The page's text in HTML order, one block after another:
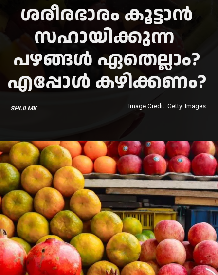
SHIJI MK
ശരീരഭാരം കൂട്ടാന്‍
സഹായിക്കുന്ന
പഴങ്ങള്‍ ഏതെല്ലാം?
എപ്പോള്‍ കഴിക്കണം?
Image Credit: Getty Images